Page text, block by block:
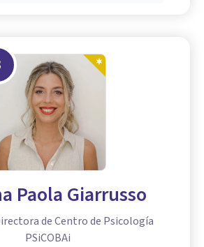
Paola Giarrusso
de Centro de Psicología
PSiCOBAi